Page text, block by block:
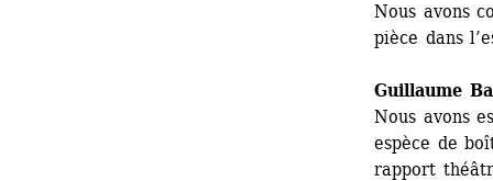
Nous avons
pièce dans
Guillaume
Nous avons
espèce de
rapport